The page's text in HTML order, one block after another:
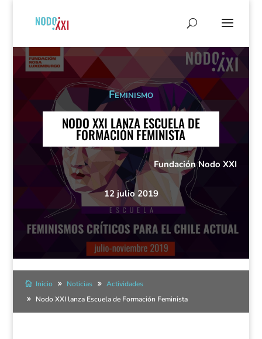
Feminismo
NODO XXI LANZA ESCUELA DE
FORMACIÓN FEMINISTA
Fundación Nodo XXI
12 julio 2019
Inicio Noticias
Actividades
Nodo XXI lanza Escuela de Formación Feminista